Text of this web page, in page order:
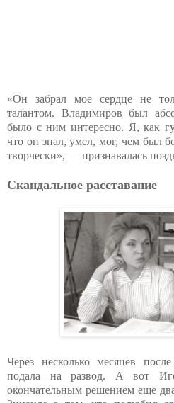
«Он забрал мое сердце не
талантом. Владимиров был
было с ним интересно. Я, как
что он знал, умел, мог, чем был
творчески», — признавалась
Скандальное расставание
Через несколько месяцев
подала на развод. А вот
окончательным решением еще